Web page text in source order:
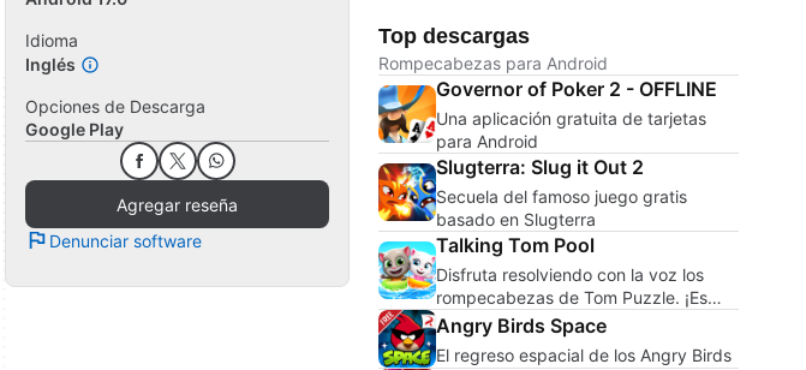
Idioma
Inglés
Opciones de Descarga
Google Play
Agregar reseña
Denunciar software
Top descargas
Rompecabezas para Android
Governor of Poker 2 - OFFLINE
Una aplicación gratuita de tarjetas
para Android
Slugterra: Slug it Out 2
Secuela del famoso juego gratis
basado en Slugterra
Talking Tom Pool
Disfruta resolviendo con la voz los
rompecabezas de Tom Puzzle. ¡Es
gratis!
Angry Birds Space
El regreso espacial de los Angry Birds